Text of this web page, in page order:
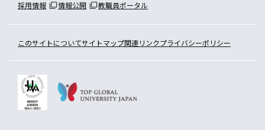
採用情報
情報公開 教職員ポータル
このサイトについてサイトマップ関連リンクプライバシーポリシー